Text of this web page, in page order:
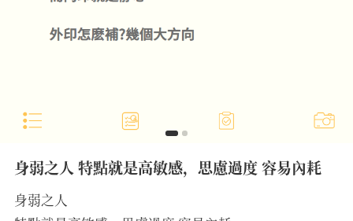
身弱之人 特點就是高敏感，思慮過度 容易內耗
身弱之人